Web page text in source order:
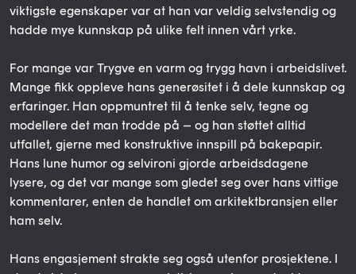
viktigste egenskaper var at han var veldig selvstendig og
hadde mye kunnskap på ulike felt innen vårt yrke.
For mange var Trygve en varm og trygg havn i arbeidslivet.
Mange fikk oppleve hans generøsitet i å dele kunnskap og
erfaringer. Han oppmuntret til å tenke selv, tegne og
modellere det man trodde på – og han støttet alltid
utfallet, gjerne med konstruktive innspill på bakepapir.
Hans lune humor og selvironi gjorde arbeidsdagene
lysere, og det var mange som gledet seg over hans vittige
kommentarer, enten de handlet om arkitektbransjen eller
ham selv.
Hans engasjement strakte seg også utenfor prosjektene. I